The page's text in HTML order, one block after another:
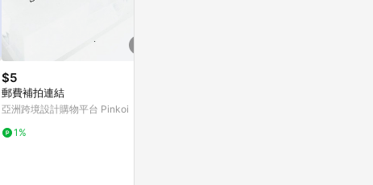
$5
郵費補拍連結
亞洲跨境設計購物平台 Pinkoi
1%